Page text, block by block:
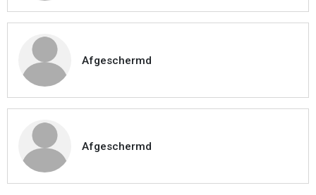
Afgeschermd
Afgeschermd